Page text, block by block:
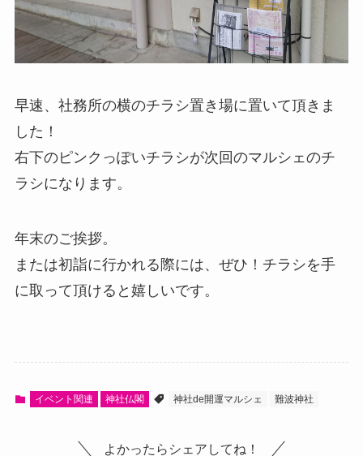
早速、社務所の横のチラシ置き場に置いて頂きま
した！
右下のピンクっぽいチラシが次回のマルシェのチ
ラシになります。
年末のご挨拶。
または初詣に行かれる際には、ぜひ！チラシを手
に取って頂けると嬉しいです。
イベント関連 神社仏閣 神社de開運マルシェ 難波神社
よかったらシェアしてね！